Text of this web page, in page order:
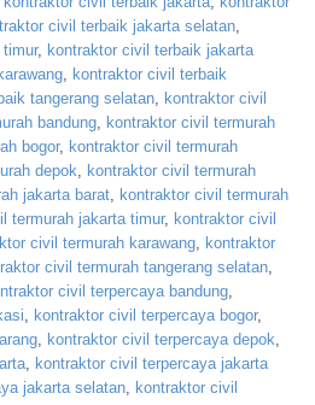
civil terbaik jakarta selatan,
, kontraktor civil terbaik jakarta
, kontraktor civil terbaik
tangerang selatan, kontraktor civil
bandung, kontraktor civil termurah
bogor, kontraktor civil termurah
depok, kontraktor civil termurah
jakarta barat, kontraktor civil termurah
termurah jakarta timur, kontraktor civil
civil termurah karawang, kontraktor
civil termurah tangerang selatan,
civil terpercaya bandung,
, kontraktor civil terpercaya bogor,
, kontraktor civil terpercaya depok,
, kontraktor civil terpercaya jakarta
jakarta selatan, kontraktor civil